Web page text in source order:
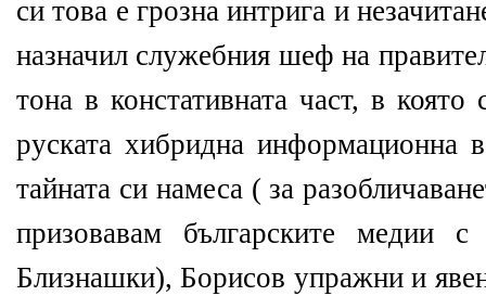
си това е грозна интрига и
назначил служебния шеф на
тона в констативната част, в която
руската хибридна информационна
тайната си намеса ( за
призовавам българските медии
Близнашки), Борисов упражни и